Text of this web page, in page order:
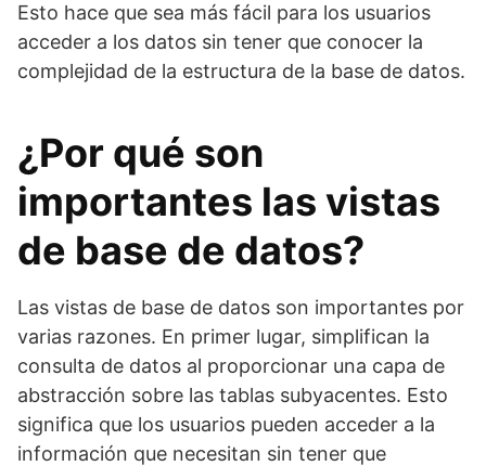
Esto hace que sea más fácil para los usuarios
acceder a los datos sin tener que conocer la
complejidad de la estructura de la base de datos.
¿Por qué son
importantes las vistas
de base de datos?
Las vistas de base de datos son importantes por
varias razones. En primer lugar, simplifican la
consulta de datos al proporcionar una capa de
abstracción sobre las tablas subyacentes. Esto
significa que los usuarios pueden acceder a la
información que necesitan sin tener que